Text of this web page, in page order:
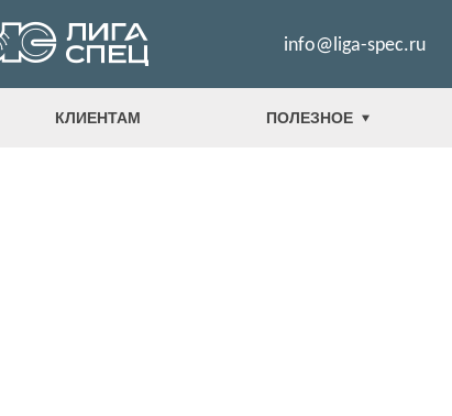
info@liga-spec.ru
КЛИЕНТАМ ПОЛЕЗНОЕ